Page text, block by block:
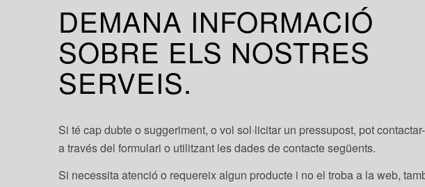
DEMANA INFORMACIÓ
SOBRE ELS NOSTRES
SERVEIS.
Si té cap dubte o suggeriment, o vol sol·licitar un pressupost, pot
a través del formulari o utilitzant les dades de contacte següents.
Si necessita atenció o requereix algun producte i no el troba a la web,